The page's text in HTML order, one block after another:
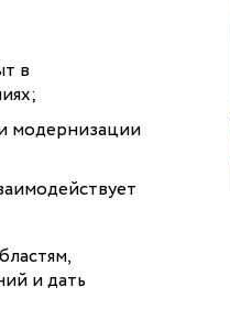
в
модернизации
и дать